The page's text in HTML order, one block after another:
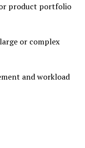
product portfolio
or complex
and workload